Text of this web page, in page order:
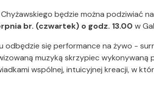
będzie można podziwiać
br. (czwartek) o godz. 13.00 w
odbędzie się performance na żywo -
muzyką skrzypiec
wspólnej, intuicyjnej kreacji, w